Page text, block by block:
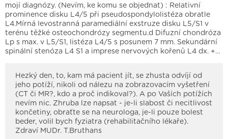
mojí diagnózy. (Nevím, ke komu se objednat) : Relativní
prominence disku L4/5 při pseudospondylolistéza obratle
L4.Mírná levostranná paramediální exstruze disku L5/S1 v
terénu těžké osteochondrózy segmentu.d Difuzní chondróza
Lp s max. v L5/S1, listéza L4/5 s posunem 7 mm. Sekundární
spinální stenóza L4 S1 a imprese nervových kořenů L4 dx. +…
Hezký den, to, kam má pacient jít, se zhusta odvíjí od
jeho potíží, nikoli od nálezu na zobrazovacím vyšetření
(CT či MR?, kdo a proč indikoval?). A po Vaších potížích
nevím nic. Zhruba lze napsat - je-li slabost či necitlivost
končetiny, obraťte se na neurologa, je-li pouze bolest
beder, volil bych fyziatra (rehabilitačního lékaře).
Zdraví MUDr. T.Bruthans